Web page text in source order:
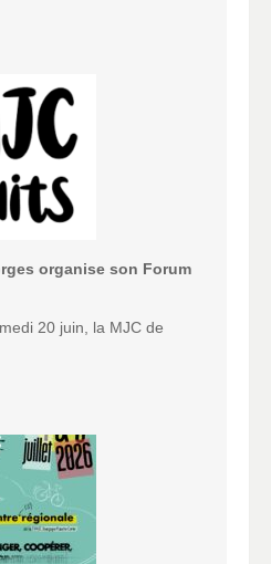
organise son Forum
20 juin, la MJC de